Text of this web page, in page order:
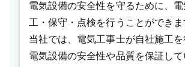
電気設備の安全性を守るために、
工・保守・点検を行うことができま
当社では、電気工事士が自社施工を
電気設備の安全性や品質を保証して